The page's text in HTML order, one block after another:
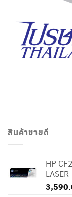
สินค้าขายดี
HP
LASER